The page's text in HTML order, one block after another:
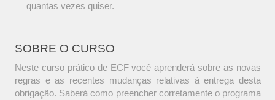
quantas vezes quiser.
SOBRE O CURSO
Neste curso prático de ECF você aprenderá sobre as novas
regras e as recentes mudanças relativas à entrega desta
obrigação. Saberá como preencher corretamente o programa